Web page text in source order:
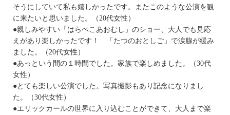
そうにしていて私も嬉しかったです。またこのような公演を観
に来たいと思いました。（20代女性）
●親しみやすい「はらぺこあおむし」のショー、大人でも見応
えがあり楽しかったです！ 「たつのおとしご」で涙腺が緩み
ました。（20代女性）
●あっという間の１時間でした。家族で楽しめました。（30代
女性）
●とても楽しい公演でした。写真撮影もあり記念になりまし
た。（30代女性）
●エリックカールの世界に入り込むことができて、大人まで楽